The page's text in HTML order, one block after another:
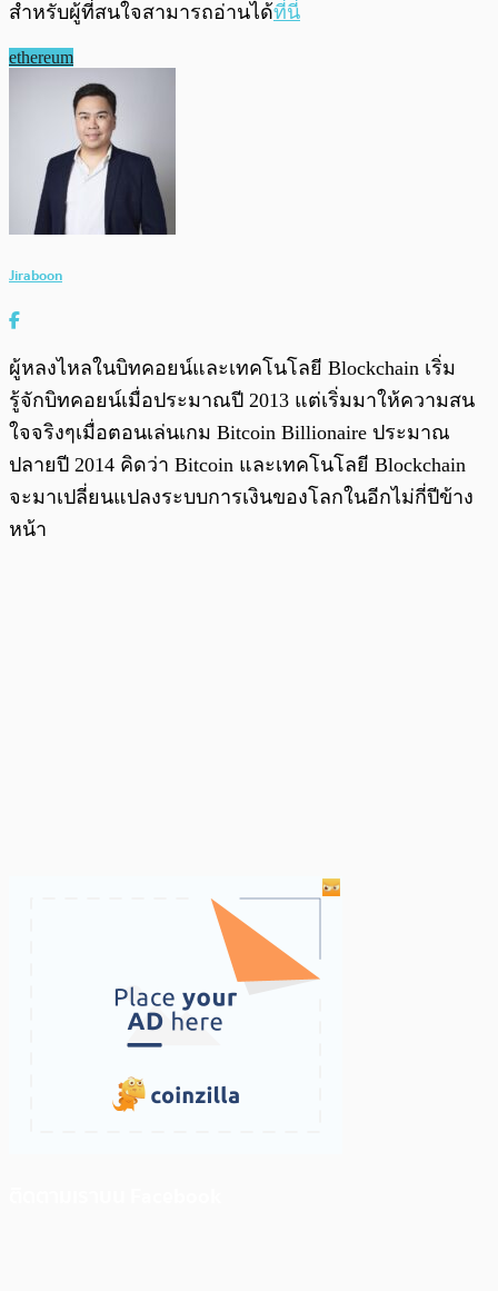
สำหรับผู้ที่สนใจสามารถอ่านได้ที่นี่
ethereum
Jiraboon
ผู้หลงไหลในบิทคอยน์และเทคโนโลยี Blockchain เริ่ม
รู้จักบิทคอยน์เมื่อประมาณปี 2013 แต่เริ่มมาให้ความสน
ใจจริงๆเมื่อตอนเล่นเกม Bitcoin Billionaire ประมาณ
ปลายปี 2014 คิดว่า Bitcoin และเทคโนโลยี Blockchain
จะมาเปลี่ยนแปลงระบบการเงินของโลกในอีกไม่กี่ปีข้าง
หน้า